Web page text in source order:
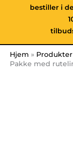
bestiller i
Hjem Produkter
Pakke med